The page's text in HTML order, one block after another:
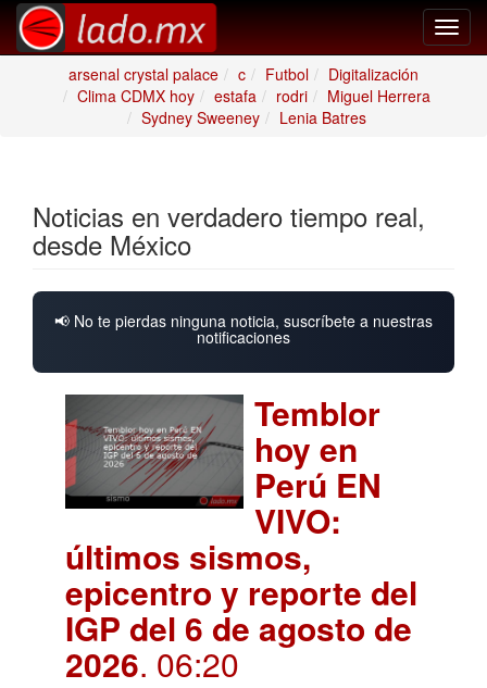
arsenal crystal palace
c Futbol
Digitalización
Clima CDMX hoy
estafa rodri
Miguel Herrera
Sydney Sweeney
Lenia Batres
Noticias en verdadero tiempo real,
desde México
📢 No te pierdas ninguna noticia, suscríbete a nuestras
notificaciones
Temblor
hoy en
Perú EN
VIVO:
últimos sismos,
epicentro y reporte del
IGP del 6 de agosto de
2026. 06:20